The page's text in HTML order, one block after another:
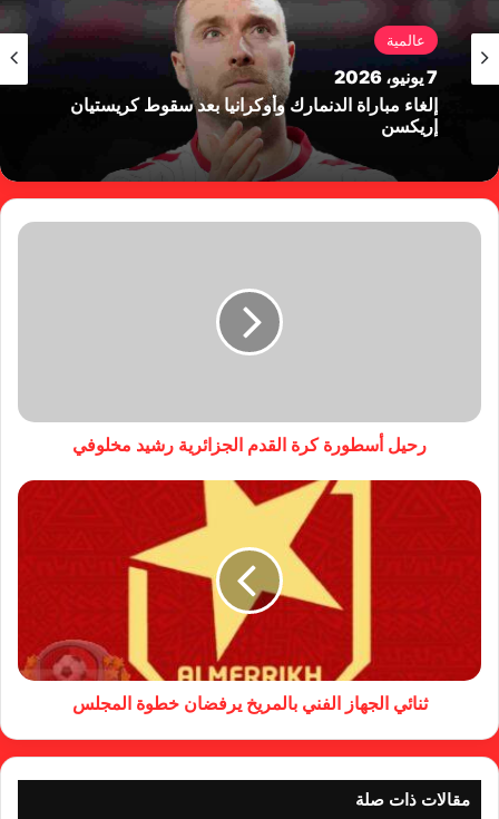
عالمية
7 يونيو، 2026
إلغاء مباراة الدنمارك وأوكرانيا بعد سقوط كريستيان
إريكسن
رحيل أسطورة كرة القدم الجزائرية رشيد مخلوفي
ثنائي الجهاز الفني بالمريخ يرفضان خطوة المجلس
مقالات ذات صلة